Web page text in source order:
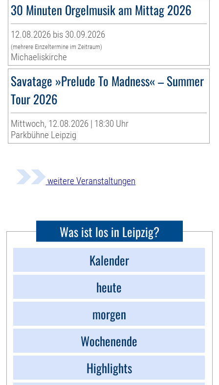
30 Minuten Orgelmusik am Mittag 2026
12.08.2026 bis 30.09.2026
(mehrere Einzeltermine im Zeitraum)
Michaeliskirche
Savatage »Prelude To Madness« – Summer
Tour 2026
Mittwoch, 12.08.2026 | 18:30 Uhr
Parkbühne Leipzig
weitere Veranstaltungen
Was ist los in Leipzig?
Kalender
heute
morgen
Wochenende
Highlights